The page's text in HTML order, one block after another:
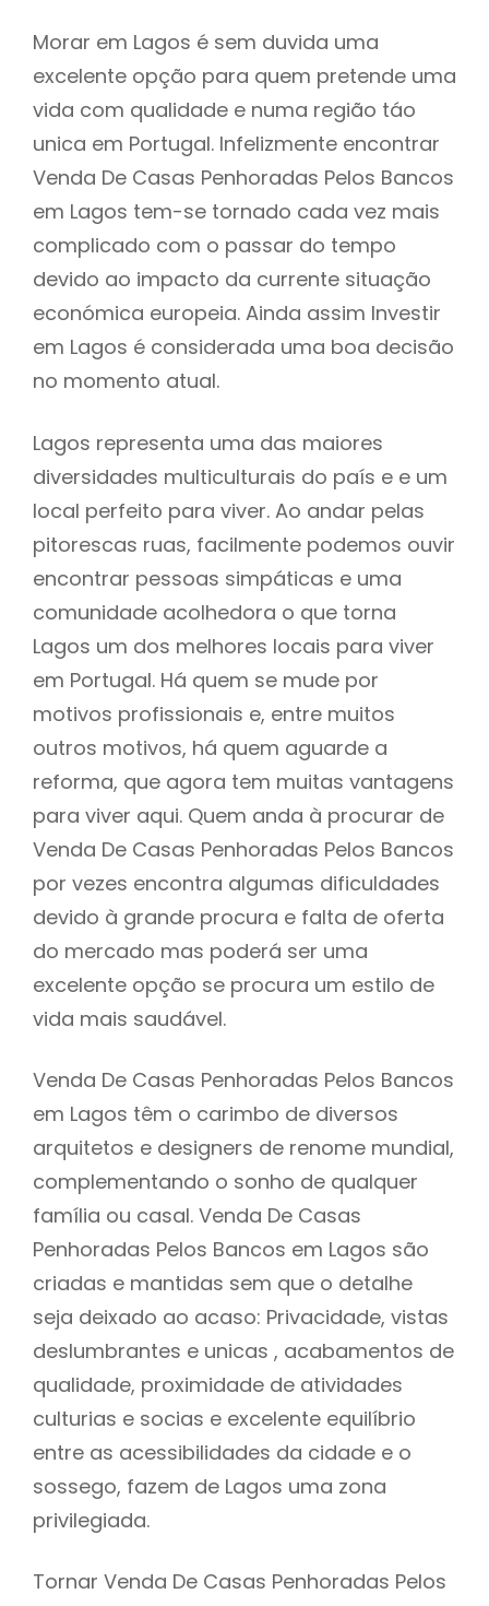
Morar em Lagos é sem duvida uma
excelente opção para quem pretende uma
vida com qualidade e numa região táo
unica em Portugal. Infelizmente encontrar
Venda De Casas Penhoradas Pelos Bancos
em Lagos tem-se tornado cada vez mais
complicado com o passar do tempo
devido ao impacto da currente situação
económica europeia. Ainda assim Investir
em Lagos é considerada uma boa decisão
no momento atual.
Lagos representa uma das maiores
diversidades multiculturais do país e e um
local perfeito para viver. Ao andar pelas
pitorescas ruas, facilmente podemos ouvir
encontrar pessoas simpáticas e uma
comunidade acolhedora o que torna
Lagos um dos melhores locais para viver
em Portugal. Há quem se mude por
motivos profissionais e, entre muitos
outros motivos, há quem aguarde a
reforma, que agora tem muitas vantagens
para viver aqui. Quem anda à procurar de
Venda De Casas Penhoradas Pelos Bancos
por vezes encontra algumas dificuldades
devido à grande procura e falta de oferta
do mercado mas poderá ser uma
excelente opção se procura um estilo de
vida mais saudável.
Venda De Casas Penhoradas Pelos Bancos
em Lagos têm o carimbo de diversos
arquitetos e designers de renome mundial,
complementando o sonho de qualquer
família ou casal. Venda De Casas
Penhoradas Pelos Bancos em Lagos são
criadas e mantidas sem que o detalhe
seja deixado ao acaso: Privacidade, vistas
deslumbrantes e unicas , acabamentos de
qualidade, proximidade de atividades
culturias e socias e excelente equilíbrio
entre as acessibilidades da cidade e o
sossego, fazem de Lagos uma zona
privilegiada.
Tornar Venda De Casas Penhoradas Pelos